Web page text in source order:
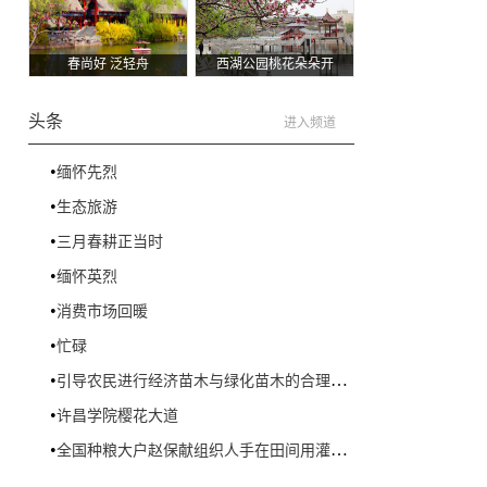
春尚好 泛轻舟 西湖公园桃花朵朵开
头条 进入频道
•缅怀先烈
•生态旅游
•三月春耕正当时
•缅怀英烈
•消费市场回暖
•忙碌
•引导农民进行经济苗木与绿化苗木的合理布局 促进农民增收
•许昌学院樱花大道
•全国种粮大户赵保献组织人手在田间用灌溉机给小麦浇水